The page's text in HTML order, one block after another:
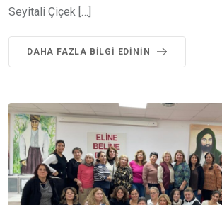
Seyitali Çiçek […]
DAHA FAZLA BILGI EDININ